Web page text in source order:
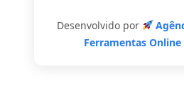
Desenvolvido por
Ferramentas Online